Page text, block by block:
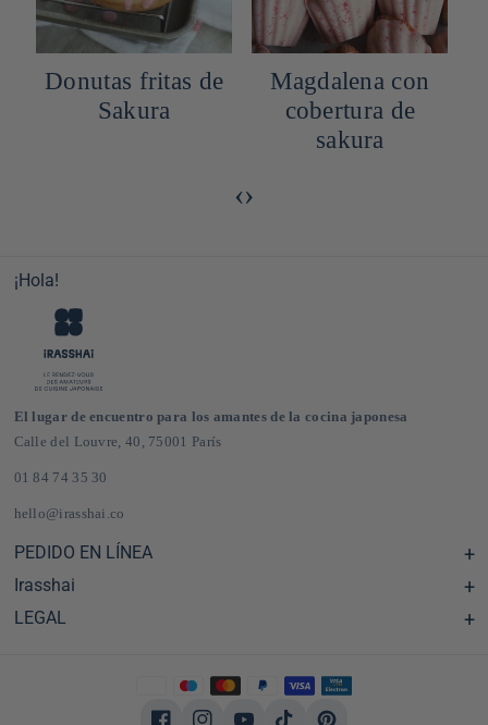
Magdalena con
cobertura de
Panna cotta de
sakura
‹›
¡Hola!
El lugar de encuentro para los amantes de la cocina japonesa
Calle del Louvre, 40, 75001 París
01 84 74 35 30
hello@irasshai.co
PEDIDO EN LÍNEA
Centro de ayuda y preguntas frecuentes
Envíos y gastos de envío en Francia y Europa
Irasshai
Horario de la sede de la calle del Louvre, 40, París
LEGAL